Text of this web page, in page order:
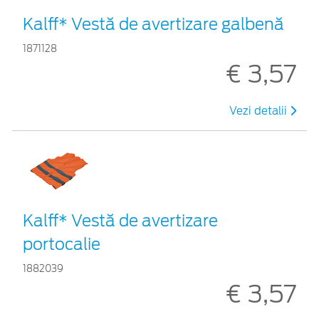
Kalff* Vestă de avertizare galbenă
1871128
€ 3,57
Vezi detalii
Kalff* Vestă de avertizare
portocalie
1882039
€ 3,57